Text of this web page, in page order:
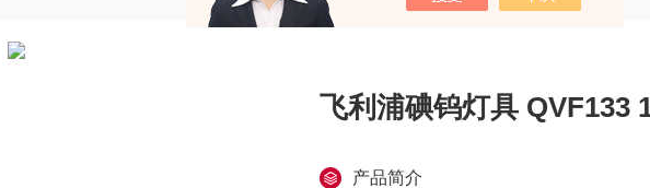
飞利浦碘钨灯具 QVF133
产品简介